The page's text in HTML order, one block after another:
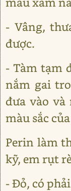
- Vâng,
được.
- Tàm tạm
nắm gai
đưa vào
màu sắc
Perin làm
kỹ, em rụt
- Đỏ, có